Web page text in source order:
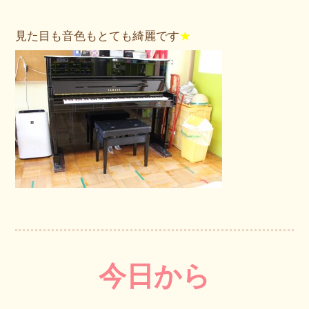
見た目も音色もとても綺麗です★
今日から